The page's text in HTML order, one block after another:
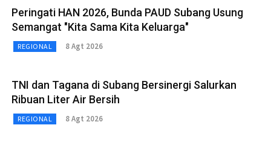
Peringati HAN 2026, Bunda PAUD Subang Usung
Semangat "Kita Sama Kita Keluarga"
REGIONAL 8 Agt 2026
TNI dan Tagana di Subang Bersinergi Salurkan
Ribuan Liter Air Bersih
REGIONAL 8 Agt 2026